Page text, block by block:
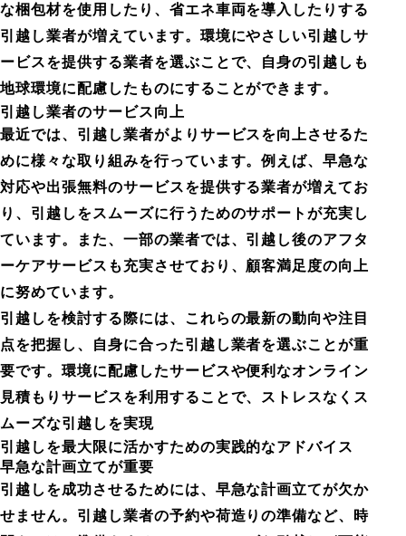
な梱包材を使用したり、省エネ車両を導入したりする
引越し業者が増えています。環境にやさしい引越しサ
ービスを提供する業者を選ぶことで、自身の引越しも
地球環境に配慮したものにすることができます。
引越し業者のサービス向上
最近では、引越し業者がよりサービスを向上させるた
めに様々な取り組みを行っています。例えば、早急な
対応や出張無料のサービスを提供する業者が増えてお
り、引越しをスムーズに行うためのサポートが充実し
ています。また、一部の業者では、引越し後のアフタ
ーケアサービスも充実させており、顧客満足度の向上
に努めています。
引越しを検討する際には、これらの最新の動向や注目
点を把握し、自身に合った引越し業者を選ぶことが重
要です。環境に配慮したサービスや便利なオンライン
見積もりサービスを利用することで、ストレスなくス
ムーズな引越しを実現
引越しを最大限に活かすための実践的なアドバイス
早急な計画立てが重要
引越しを成功させるためには、早急な計画立てが欠か
せません。引越し業者の予約や荷造りの準備など、時